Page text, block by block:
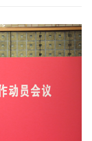
国共产党致力于